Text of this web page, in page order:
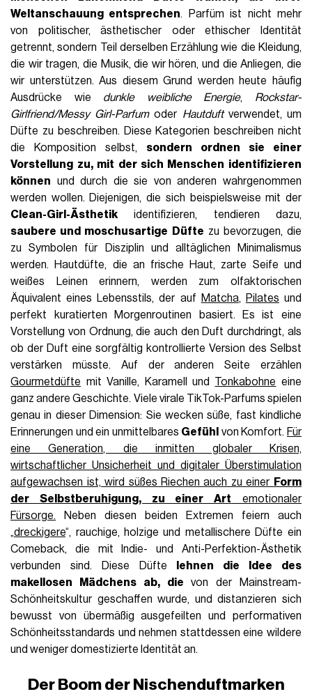
Weltanschauung entsprechen. Parfüm ist nicht mehr
von politischer, ästhetischer oder ethischer Identität
getrennt, sondern Teil derselben Erzählung wie die Kleidung,
die wir tragen, die Musik, die wir hören, und die Anliegen, die
wir unterstützen. Aus diesem Grund werden heute häufig
Ausdrücke wie dunkle weibliche Energie, Rockstar-
Girlfriend/Messy Girl-Parfumoder Hautduftverwendet, um
Düfte zu beschreiben. Diese Kategorien beschreiben nicht
die Komposition selbst, sondern ordnen sie einer
Vorstellung zu, mit der sich Menschen identifizieren
können und durch die sie von anderen wahrgenommen
werden wollen. Diejenigen, die sich beispielsweise mit der
Clean-Girl-Ästhetikidentifizieren, tendieren dazu,
saubere und moschusartige Düfte zu bevorzugen, die
zu Symbolen für Disziplin und alltäglichen Minimalismus
werden. Hautdüfte, die an frische Haut, zarte Seife und
weißes Leinen erinnern, werden zum olfaktorischen
Äquivalent eines Lebensstils, der auf
Matcha, Pilates und
perfekt kuratierten Morgenroutinen basiert. Es ist eine
Vorstellung von Ordnung, die auch den Duft durchdringt, als
ob der Duft eine sorgfältig kontrollierte Version des Selbst
verstärken müsste. Auf der anderen Seite erzählen
Gourmetdüfte mit Vanille, Karamell und Tonkabohne eine
ganz andere Geschichte. Viele virale TikTok-Parfums spielen
genau in dieser Dimension: Sie wecken süße, fast kindliche
Erinnerungen und ein unmittelbares Gefühl von Komfort. Für
eine Generation, die inmitten globaler Krisen,
wirtschaftlicher Unsicherheit und digitaler Überstimulation
aufgewachsen ist, wird süßes Riechen auch zu einer Form
der Selbstberuhigung, zu einer Art emotionaler
Fürsorge. Neben diesen beiden Extremen feiern auch
„dreckigere“, rauchige, holzige und metallischere Düfte ein
Comeback, die mit Indie- und Anti-Perfektion-Ästhetik
verbunden sind. Diese Düfte
lehnen die Idee des
makellosen Mädchens ab, die von der Mainstream-
Schönheitskultur geschaffen wurde, und distanzieren sich
bewusst von übermäßig ausgefeilten und performativen
Schönheitsstandards und nehmen stattdessen eine wildere
und weniger domestizierte Identität an.
Der Boom der Nischenduftmarken